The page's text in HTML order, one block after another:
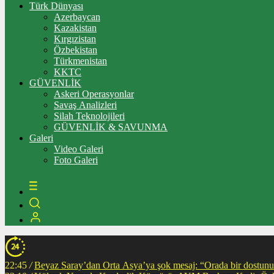
Türk Dünyası
Azerbaycan
Kazakistan
Kırgızistan
Özbekistan
Türkmenistan
KKTC
GÜVENLİK
Askeri Operasyonlar
Savaş Analizleri
Silah Teknolojileri
GÜVENLİK & SAVUNMA
Galeri
Video Galeri
Foto Galeri
22:45 / Beyaz Saray’dan Orta Asya’ya şok mesaj: “Orada bir